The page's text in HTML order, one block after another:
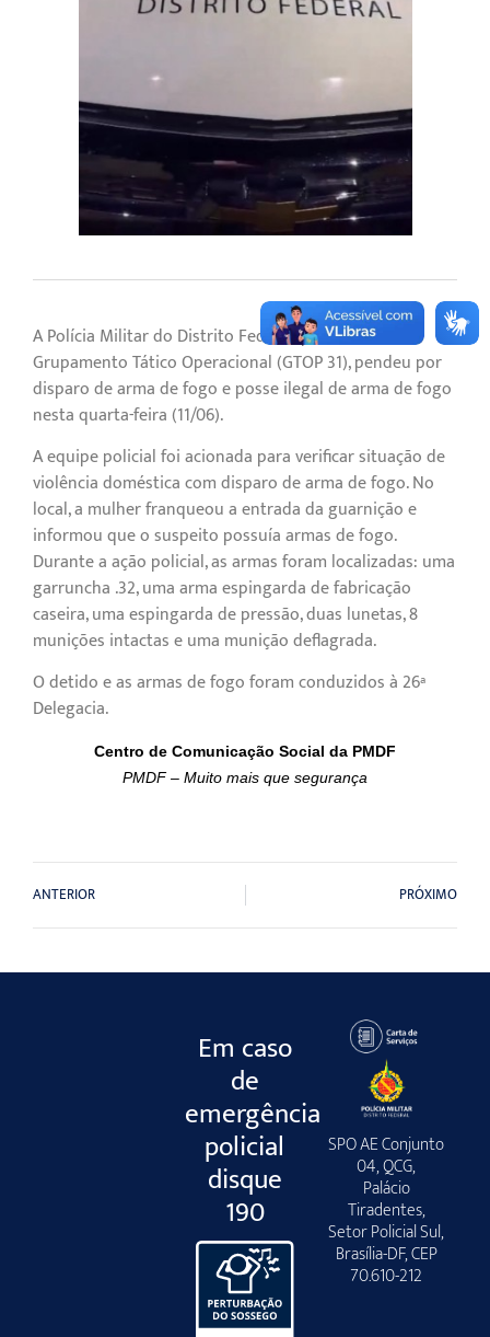
A Polícia Militar do Distrito Federal, por meio do
Grupamento Tático Operacional (GTOP 31), pendeu por
disparo de arma de fogo e posse ilegal de arma de fogo
nesta quarta-feira (11/06).
A equipe policial foi acionada para verificar situação de
violência doméstica com disparo de arma de fogo. No
local, a mulher franqueou a entrada da guarnição e
informou que o suspeito possuía armas de fogo.
Durante a ação policial, as armas foram localizadas: uma
garruncha .32, uma arma espingarda de fabricação
caseira, uma espingarda de pressão, duas lunetas, 8
munições intactas e uma munição deflagrada.
O detido e as armas de fogo foram conduzidos à 26ª
Delegacia.
Centro de Comunicação Social da PMDF
PMDF – Muito mais que segurança
ANTERIOR PRÓXIMO
Em caso
de
emergência
policial
disque
190
SPO AE Conjunto
04, QCG,
Palácio
Tiradentes,
Setor Policial Sul,
Brasília-DF, CEP
70.610-212